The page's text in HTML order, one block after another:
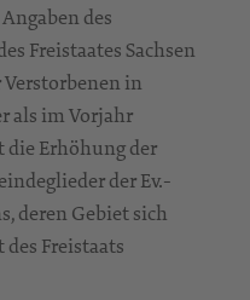
des
Freistaates Sachsen
Verstorbenen in
als im Vorjahr
die Erhöhung der
der Ev.-
deren Gebiet sich
Freistaats